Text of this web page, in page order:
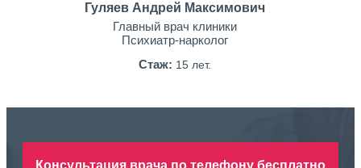
Гуляев Андрей Максимович
Главный врач клиники
Психиатр-нарколог
Стаж: 15 лет.
Консультация врача по телефону бесплатно